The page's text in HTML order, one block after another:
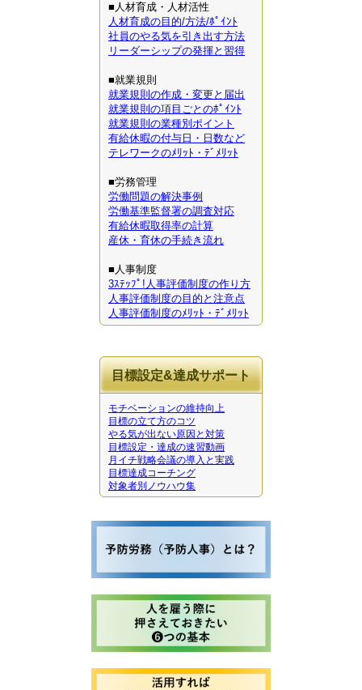
■人材育成・人材活性
人材育成の目的/方法/ﾎﾟｲﾝﾄ
社員のやる気を引き出す方法
リーダーシップの発揮と習得
■就業規則
就業規則の作成・変更と届出
就業規則の項目ごとのﾎﾟｲﾝﾄ
就業規則の業種別ポイント
有給休暇の付与日・日数など
テレワークのﾒﾘｯﾄ・ﾃﾞﾒﾘｯﾄ
■労務管理
労働問題の解決事例
労働基準監督署の調査対応
有給休暇取得率の計算
産休・育休の手続き流れ
■人事制度
3ｽﾃｯﾌﾟ!人事評価制度の作り方
人事評価制度の目的と注意点
人事評価制度のﾒﾘｯﾄ・ﾃﾞﾒﾘｯﾄ
目標設定&達成サポート
モチベーションの維持向上
目標の立て方のコツ
やる気が出ない原因と対策
目標設定・達成の速習動画
月イチ戦略会議の導入と実践
目標達成コーチング
対象者別ノウハウ集